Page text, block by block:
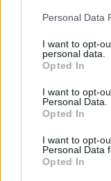
Please note that
not limited to your
grant or deny
use your data for
consent section.
Personal Data
I want to opt-
personal data.
Opted In
I want to opt-
Personal Data.
Opted In
I want to opt-
Personal Data
Opted In